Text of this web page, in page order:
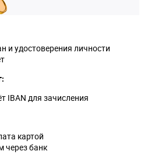
и удостоверения личности
IBAN для зачисления
картой
через банк